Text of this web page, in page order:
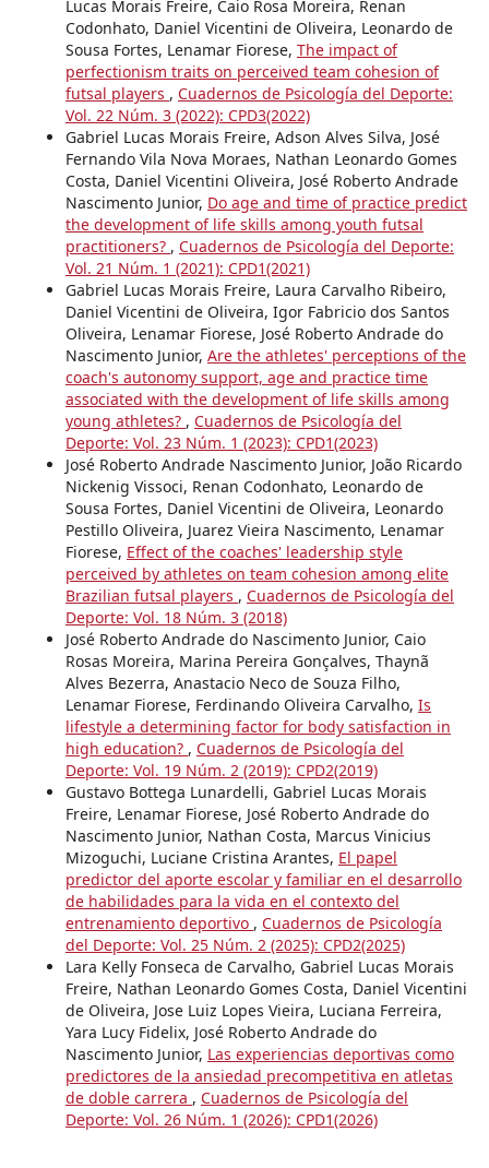
Lucas Morais Freire, Caio Rosa Moreira, Renan
Codonhato, Daniel Vicentini de Oliveira, Leonardo de
Sousa Fortes, Lenamar Fiorese, The impact of
perfectionism traits on perceived team cohesion of
futsal players , Cuadernos de Psicología del Deporte:
Vol. 22 Núm. 3 (2022): CPD3(2022)
Gabriel Lucas Morais Freire, Adson Alves Silva, José
Fernando Vila Nova Moraes, Nathan Leonardo Gomes
Costa, Daniel Vicentini Oliveira, José Roberto Andrade
Nascimento Junior, Do age and time of practice predict
the development of life skills among youth futsal
practitioners? , Cuadernos de Psicología del Deporte:
Vol. 21 Núm. 1 (2021): CPD1(2021)
Gabriel Lucas Morais Freire, Laura Carvalho Ribeiro,
Daniel Vicentini de Oliveira, Igor Fabricio dos Santos
Oliveira, Lenamar Fiorese, José Roberto Andrade do
Nascimento Junior, Are the athletes' perceptions of the
coach's autonomy support, age and practice time
associated with the development of life skills among
young athletes? , Cuadernos de Psicología del
Deporte: Vol. 23 Núm. 1 (2023): CPD1(2023)
José Roberto Andrade Nascimento Junior, João Ricardo
Nickenig Vissoci, Renan Codonhato, Leonardo de
Sousa Fortes, Daniel Vicentini de Oliveira, Leonardo
Pestillo Oliveira, Juarez Vieira Nascimento, Lenamar
Fiorese, Effect of the coaches' leadership style
perceived by athletes on team cohesion among elite
Brazilian futsal players , Cuadernos de Psicología del
Deporte: Vol. 18 Núm. 3 (2018)
José Roberto Andrade do Nascimento Junior, Caio
Rosas Moreira, Marina Pereira Gonçalves, Thaynã
Alves Bezerra, Anastacio Neco de Souza Filho,
Lenamar Fiorese, Ferdinando Oliveira Carvalho, Is
lifestyle a determining factor for body satisfaction in
high education? , Cuadernos de Psicología del
Deporte: Vol. 19 Núm. 2 (2019): CPD2(2019)
Gustavo Bottega Lunardelli, Gabriel Lucas Morais
Freire, Lenamar Fiorese, José Roberto Andrade do
Nascimento Junior, Nathan Costa, Marcus Vinicius
Mizoguchi, Luciane Cristina Arantes, El papel
predictor del aporte escolar y familiar en el desarrollo
de habilidades para la vida en el contexto del
entrenamiento deportivo , Cuadernos de Psicología
del Deporte: Vol. 25 Núm. 2 (2025): CPD2(2025)
Lara Kelly Fonseca de Carvalho, Gabriel Lucas Morais
Freire, Nathan Leonardo Gomes Costa, Daniel Vicentini
de Oliveira, Jose Luiz Lopes Vieira, Luciana Ferreira,
Yara Lucy Fidelix, José Roberto Andrade do
Nascimento Junior, Las experiencias deportivas como
predictores de la ansiedad precompetitiva en atletas
de doble carrera , Cuadernos de Psicología del
Deporte: Vol. 26 Núm. 1 (2026): CPD1(2026)